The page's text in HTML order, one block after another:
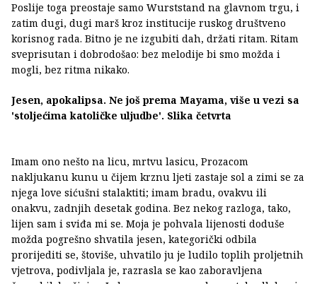
Poslije toga preostaje samo Wurststand na glavnom trgu, i
zatim dugi, dugi marš kroz institucije ruskog društveno
korisnog rada. Bitno je ne izgubiti dah, držati ritam. Ritam
sveprisutan i dobrodošao: bez melodije bi smo možda i
mogli, bez ritma nikako.
Jesen, apokalipsa. Ne još prema Mayama, više u vezi sa
'stoljećima katoličke uljudbe'. Slika četvrta
Imam ono nešto na licu, mrtvu lasicu, Prozacom
nakljukanu kunu u čijem krznu ljeti zastaje sol a zimi se za
njega love sićušni stalaktiti; imam bradu, ovakvu ili
onakvu, zadnjih desetak godina. Bez nekog razloga, tako,
lijen sam i sviđa mi se. Moja je pohvala lijenosti doduše
možda pogrešno shvatila jesen, kategorički odbila
prorijediti se, štoviše, uhvatilo ju je ludilo toplih proljetnih
vjetrova, podivljala je, razrasla se kao zaboravljena